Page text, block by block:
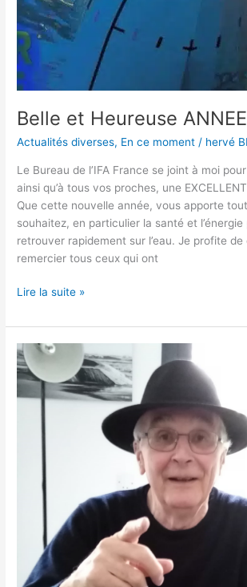
Belle et Heureuse
Actualités diverses, En ce moment / hervé
Le Bureau de l’IFA France se joint à moi
ainsi qu’à tous vos proches, une
Que cette nouvelle année, vous apporte
souhaitez, en particulier la santé et
retrouver rapidement sur l’eau. Je profite
remercier tous ceux qui ont
Lire la suite »
Disparition
de
Gilles
HENAFF